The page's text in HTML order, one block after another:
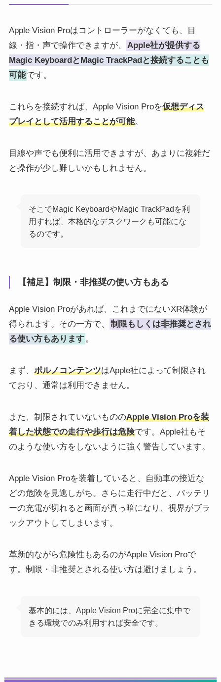
Apple Vision Proはコントローラーがなくても、目
線・指・声で操作できますが、
Apple社が提供する
Magic KeyboardとMagic TrackPadと接続することも
可能です。
これらを接続すれば、Apple Vision Proを仮想ディス
プレイとして活用することが可能。
目線や声でも便利に活用できますが、あまりに複雑だ
と操作が少し難しいかもしれません。
そこでMagic KeyboardやMagic TrackPadを利
用すれば、本格的なデスクワークも可能にな
るのです。
【補足】制限・非推奨の使い方もある
Apple Vision Proがあれば、これまでにないXR体験が
得られます。その一方で、
制限もしくは非推奨とされ
る使い方もあります。
まず、 ポルノコンテンツはApple社によって制限され
ており、通常は利用できません。
また、制限されていないもののApple Vision Proを装
着した状態での走行や歩行は危険です。Apple社もそ
のような使い方をしないように強く警告しています。
Apple Vision Proを装着していると、自動車の接近な
どの危険を見逃しがち。さらに走行中だと、バッテリ
ーの充電が切れると画面が真っ暗になり、視界がブラ
ックアウトしてしまいます。
革新的ながら危険性もあるのがApple Vision Proで
す。制限・非推奨とされる使い方は避けましょう。
基本的には、Apple Vision Proに完全に集中で
きる環境でのみ利用すれば安全です。